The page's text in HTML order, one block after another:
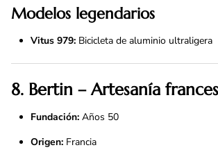
Modelos legendarios
Vitus 979: Bicicleta de aluminio ultraligera
8. Bertin – Artesanía
Fundación: Años 50
Origen: Francia